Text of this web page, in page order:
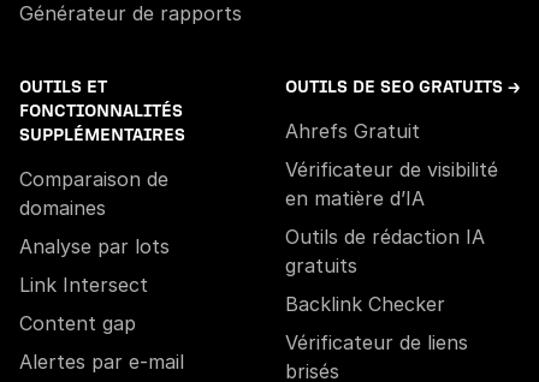
Générateur de rapports
OUTILS ET
FONCTIONNALITÉS
SUPPLÉMENTAIRES
Comparaison de
domaines
Analyse par lots
Link Intersect
Content gap
Alertes par e-mail
OUTILS DE SEO GRATUITS →
Ahrefs Gratuit
Vérificateur de visibilité
en matière d’IA
Outils de rédaction IA
gratuits
Backlink Checker
Vérificateur de liens
brisés